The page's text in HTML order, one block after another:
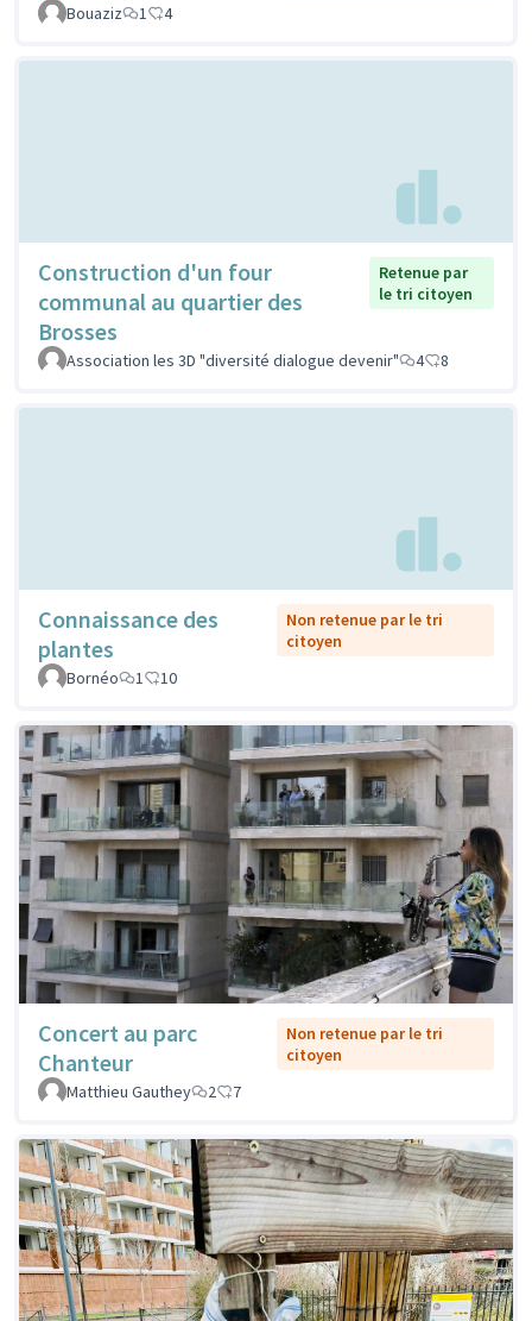
Bouaziz
1 4
Construction d'un four
communal au quartier des
Brosses
Retenue par
le tri citoyen
Association les 3D "diversité dialogue devenir" 4 8
Connaissance des
plantes
Non retenue par le tri
citoyen
Bornéo
1 10
Concert au parc
Chanteur
Non retenue par le tri
citoyen
Matthieu Gauthey
2 7